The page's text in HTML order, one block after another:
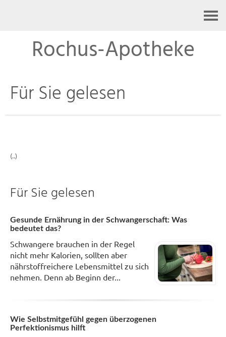
Rochus-Apotheke
Für Sie gelesen
(..)
Für Sie gelesen
Gesunde Ernährung in der Schwangerschaft: Was
bedeutet das?
Schwangere brauchen in der Regel
nicht mehr Kalorien, sollten aber
nährstoffreichere Lebensmittel zu sich
nehmen. Denn ab Beginn der...
Wie Selbstmitgefühl gegen überzogenen
Perfektionismus hilft